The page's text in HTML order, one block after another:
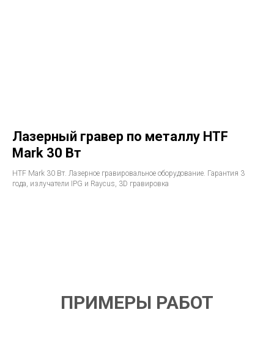
Лазерный гравер по металлу HTF
Mark 30 Вт
HTF Mark 30 Вт. Лазерное гравировальное оборудование. Гарантия 3
года, излучатели IPG и Raycus, 3D гравировка
ПРИМЕРЫ РАБОТ